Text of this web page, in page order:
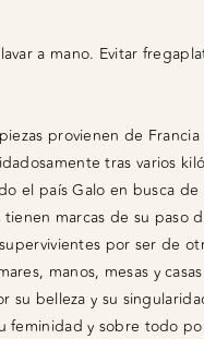
a mano. Evitar
provienen de
tras varios
el país Galo en busca de
tienen marcas de su paso
por ser de
manos, mesas y
su belleza y su
feminidad y sobre todo